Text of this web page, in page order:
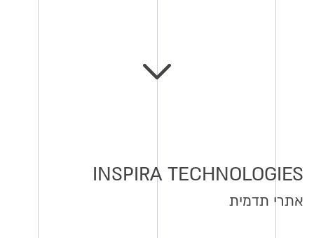
INSPIRA TECHNOLOGIES
אתרי תדמית